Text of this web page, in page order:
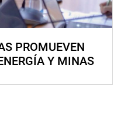
PROMUEVEN
Y MINAS